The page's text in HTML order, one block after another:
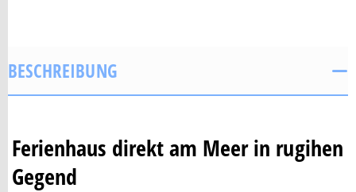
BESCHREIBUNG
Ferienhaus direkt am Meer in rugihen
Gegend